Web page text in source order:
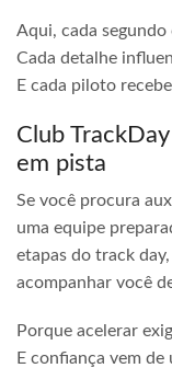
Aqui, cada segundo
Cada detalhe
E cada piloto
Club
em pista
Se você procura
uma equipe
etapas do track
acompanhar você
Porque acelerar
E confiança vem de